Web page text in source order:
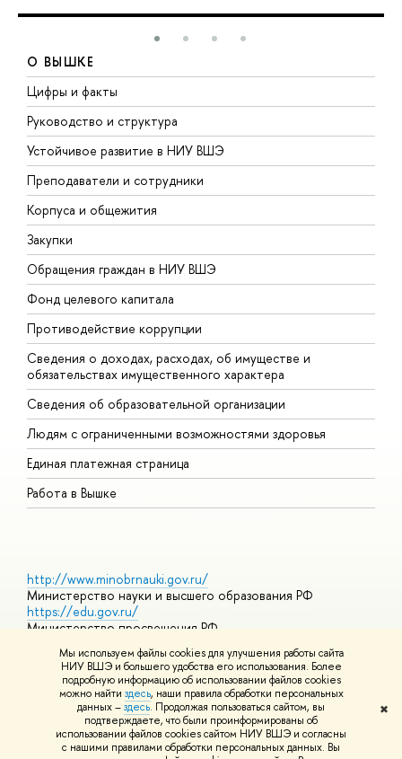
Мы используем файлы cookies для улучшения работы сайта
НИУ ВШЭ и большего удобства его использования. Более
подробную информацию об использовании файлов cookies
можно найти здесь, наши правила обработки персональных
данных –здесь. Продолжая пользоваться сайтом, вы
подтверждаете, что были проинформированы об
использовании файлов cookies сайтом НИУ ВШЭ и согласны
с нашими правилами обработки персональных данных. Вы
✖
О ВЫШКЕ
Цифры и факты
Руководство и структура
Устойчивое развитие в НИУ ВШЭ
Преподаватели и сотрудники
Корпуса и общежития
Закупки
Обращения граждан в НИУ ВШЭ
Фонд целевого капитала
Противодействие коррупции
Сведения о доходах, расходах, об имуществе и
обязательствах имущественного характера
Сведения об образовательной организации
Людям с ограниченными возможностями здоровья
Единая платежная страница
Работа в Вышке
http://www.minobrnauki.gov.ru/
Министерство науки и высшего образования РФ
https://edu.gov.ru/
Министерство просвещения РФ
https://elearning.hse.ru/mooc
Массовые открытые онлайн-курсы
© НИУ ВШЭ 1993–2026 Адреса и контактыУсловия
использования материалов Политика конфиденциальности